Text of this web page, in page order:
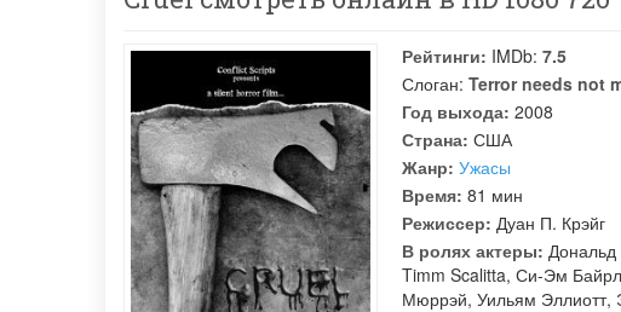
Рейтинги: IMDb: 7.5
Слоган: Terror needs not
Год выхода: 2008
Страна: США
Жанр: Ужасы
Время: 81 мин
Режиссер: Дуан П. Крэйг
В ролях актеры:
Timm Scalitta, Си-Эм
Мюррэй, Уильям Эллиотт,